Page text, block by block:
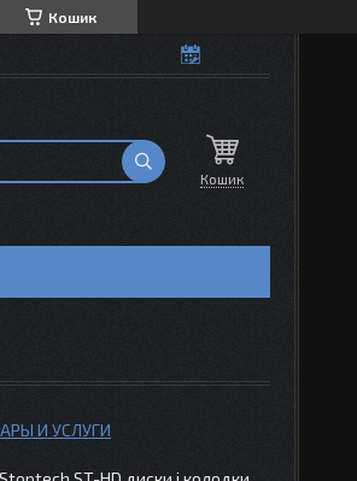
Кошик
Кошик
И УСЛУГИ